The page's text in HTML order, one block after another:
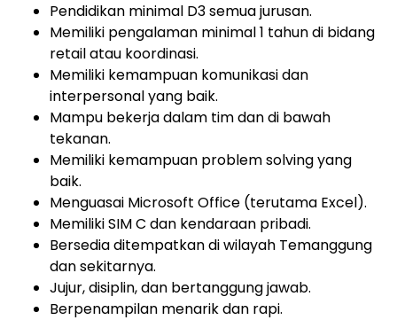
Pendidikan minimal D3 semua jurusan.
Memiliki pengalaman minimal 1 tahun di bidang
retail atau koordinasi.
Memiliki kemampuan komunikasi dan
interpersonal yang baik.
Mampu bekerja dalam tim dan di bawah
tekanan.
Memiliki kemampuan problem solving yang
baik.
Menguasai Microsoft Office (terutama Excel).
Memiliki SIM C dan kendaraan pribadi.
Bersedia ditempatkan di wilayah Temanggung
dan sekitarnya.
Jujur, disiplin, dan bertanggung jawab.
Berpenampilan menarik dan rapi.